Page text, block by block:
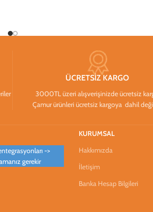
ÜCRETSİZ KARGO
3000TL üzeri alışverişinizde ücretsiz
Çamur ürünleri ücretsiz kargoya dahil
->
gerekir
KURUMSAL
Hakkımızda
İletişim
Banka Hesap Bilgileri